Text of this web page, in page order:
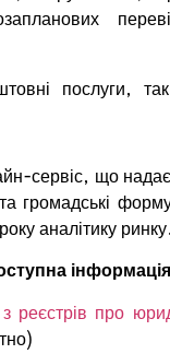
послуги,
сервіс, що
громадські
аналітику ринку.
реєстрів про